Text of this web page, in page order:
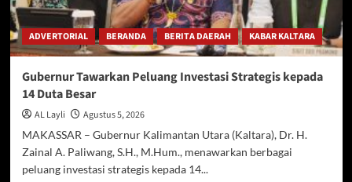
Sinergi
Pemda
dan
Polri
Stabilitas
Perbatasan
ADVERTORIAL BERANDA BERITA DAERAH KABAR KALTARA
Gubernur Tawarkan Peluang Investasi Strategis kepada
14 Duta Besar
AL Layli
Agustus 5, 2026
MAKASSAR – Gubernur Kalimantan Utara (Kaltara), Dr. H.
Zainal A. Paliwang, S.H., M.Hum., menawarkan berbagai
peluang investasi strategis kepada 14...